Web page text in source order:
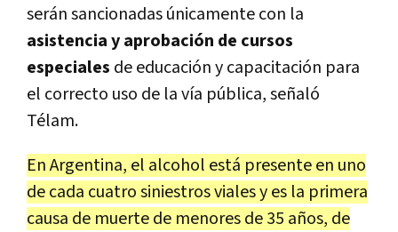
serán sancionadas únicamente con la
asistencia y aprobación de cursos
especiales de educación y capacitación para
el correcto uso de la vía pública, señaló
Télam.
En Argentina, el alcohol está presente en uno
de cada cuatro siniestros viales y es la primera
causa de muerte de menores de 35 años, de